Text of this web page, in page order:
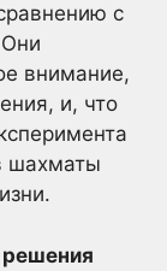
с
внимание,
и, что
шахматы